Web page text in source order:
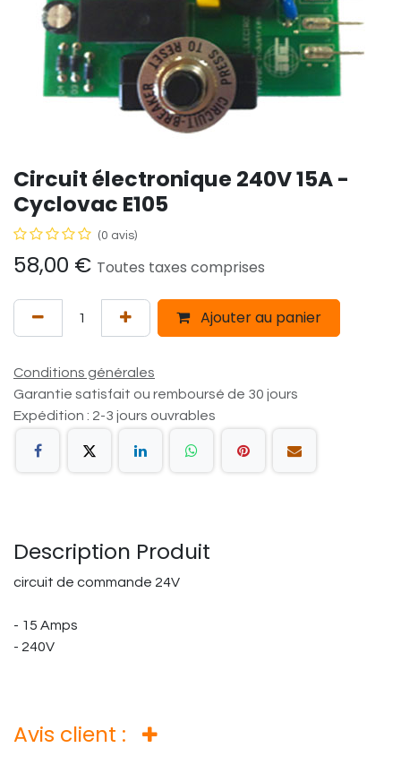
Circuit électronique 240V 15A -
Cyclovac E105
(0 avis)
58,00 € Toutes taxes comprises
Ajouter au panier
Conditions générales
Garantie satisfait ou remboursé de 30 jours
Expédition : 2-3 jours ouvrables
Description Produit
circuit de commande 24V
- 15 Amps
- 240V
Avis client :